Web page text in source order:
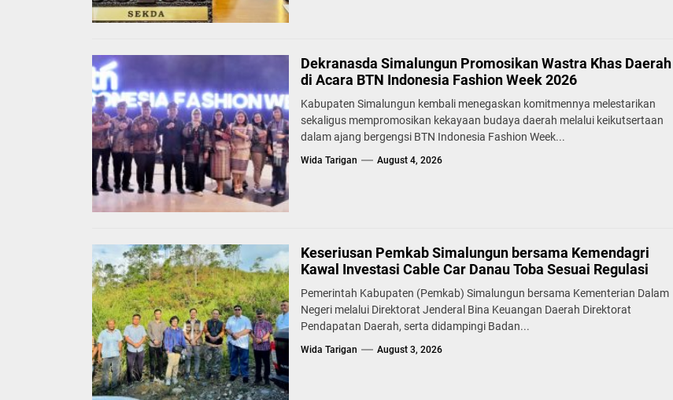
Dekranasda Simalungun Promosikan Wastra Khas Daerah
di Acara BTN Indonesia Fashion Week 2026
Kabupaten Simalungun kembali menegaskan komitmennya melestarikan
sekaligus mempromosikan kekayaan budaya daerah melalui keikutsertaan
dalam ajang bergengsi BTN Indonesia Fashion Week...
Wida Tarigan August 4, 2026
Keseriusan Pemkab Simalungun bersama Kemendagri
Kawal Investasi Cable Car Danau Toba Sesuai Regulasi
Pemerintah Kabupaten (Pemkab) Simalungun bersama Kementerian Dalam
Negeri melalui Direktorat Jenderal Bina Keuangan Daerah Direktorat
Pendapatan Daerah, serta didampingi Badan...
Wida Tarigan August 3, 2026